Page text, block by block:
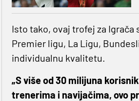
Isto tako, ovaj trofej za
Premier ligu, La Ligu,
individualnu kvalitetu.
„S više od 30 milijuna
trenerima i navijačima, ovo